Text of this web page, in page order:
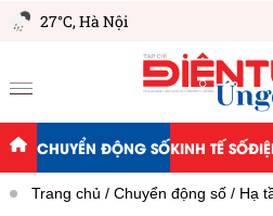
27°C,Hà Nội
CHUYỂN ĐỘNG SỐKINH TẾ SỐ
Trang chủ Chuyển động số Hạ